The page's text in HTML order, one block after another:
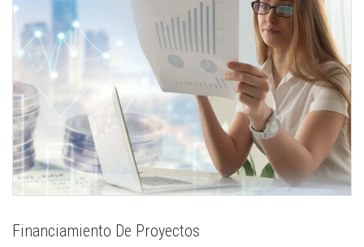
Financiamiento De Proyectos